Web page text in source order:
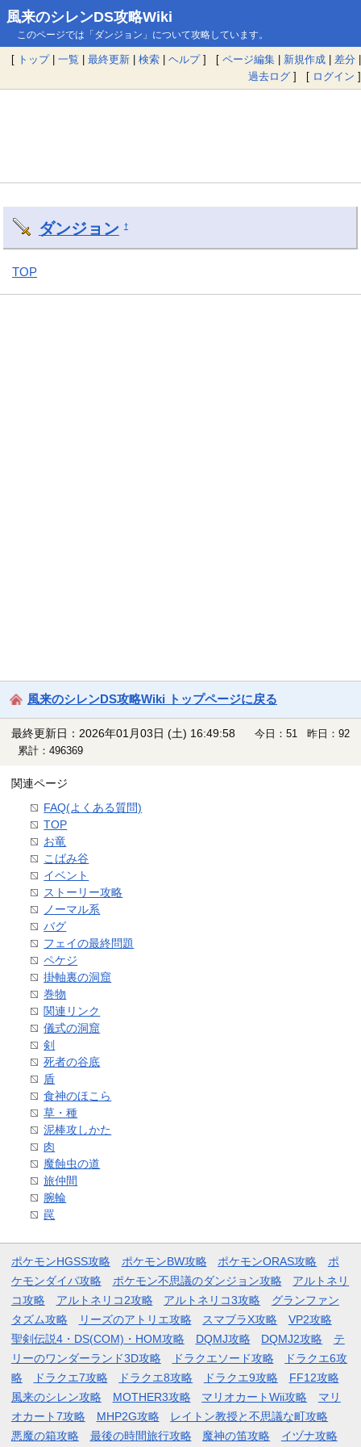
風来のシレンDS攻略Wiki
このページでは「ダンジョン」について攻略しています。
[ トップ| 一覧 | 最終更新 | 検索 | ヘルプ] [ ページ編集 | 新規作成 | 差分 |
過去ログ ] [ ログイン ]
ダンジョン †
TOP
風来のシレンDS攻略Wiki トップページに戻る
最終更新日：2026年01月03日 (土) 16:49:58
今日：51 昨日：92
累計：496369
関連ページ
FAQ(よくある質問)
TOP
お竜
こばみ谷
イベント
ストーリー攻略
ノーマル系
バグ
フェイの最終問題
ペケジ
掛軸裏の洞窟
巻物
関連リンク
儀式の洞窟
剣
死者の谷底
盾
食神のほこら
草・種
泥棒攻しかた
肉
魔蝕虫の道
旅仲間
腕輪
罠
ポケモンHGSS攻略 ポケモンBW攻略 ポケモンORAS攻略
ポ
ケモンダイパ攻略
ポケモン不思議のダンジョン攻略
アルトネリ
コ攻略
アルトネリコ2攻略 アルトネリコ3攻略
グランファン
タズム攻略
リーズのアトリエ攻略 スマブラX攻略
VP2攻略
聖剣伝説4・DS(COM)・HOM攻略
DQMJ攻略 DQMJ2攻略
テ
リーのワンダーランド3D攻略
ドラクエソード攻略
ドラクエ6攻
略
ドラクエ7攻略 ドラクエ8攻略 ドラクエ9攻略
FF12攻略
風来のシレン攻略
MOTHER3攻略 マリオカートWii攻略
マリ
オカート7攻略
MHP2G攻略
レイトン教授と不思議な町攻略
悪魔の箱攻略
最後の時間旅行攻略 魔神の笛攻略 イヅナ攻略